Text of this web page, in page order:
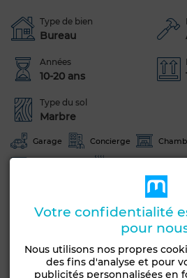
Type de bien
Bureau
Années
10-20 ans
Type du sol
Marbre
Garage Concierge
Internet
Voir plus de photos
Votre confidentialité
pour
Nous utilisons nos propres
des fins d'analyse et pour
publicités personnalisées en